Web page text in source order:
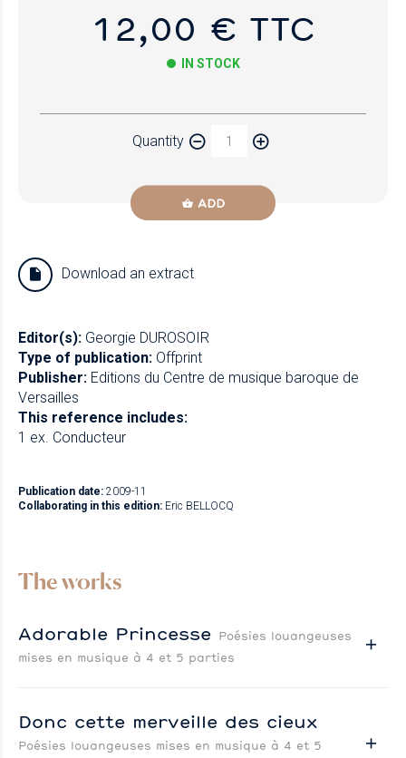
12,00 € TTC
IN STOCK
Quantity
ADD
Download an extract
Editor(s): Georgie DUROSOIR
Type of publication: Offprint
Publisher: Editions du Centre de musique baroque de
Versailles
This reference includes:
1 ex. Conducteur
Publication date: 2009-11
Collaborating in this edition: Eric BELLOCQ
The works
Adorable Princesse Poésies louangeuses
mises en musique à 4 et 5 parties
Donc cette merveille des cieux
Poésies louangeuses mises en musique à 4 et 5